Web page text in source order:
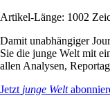
Artikel-Länge: 1002
Damit unabhängiger
Sie die junge Welt mit
allen Analysen,
Jetzt junge Welt